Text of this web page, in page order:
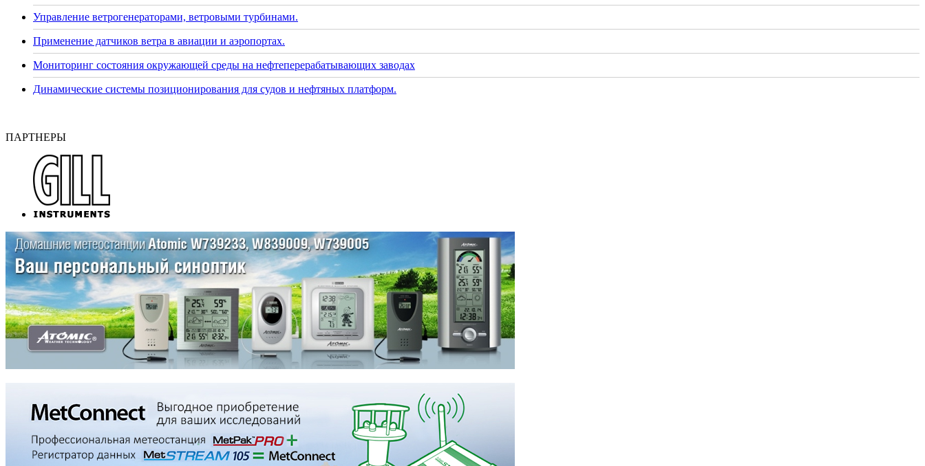
Управление ветрогенераторами, ветровыми турбинами.
Применение датчиков ветра в авиации и аэропортах.
Мониторинг состояния окружающей среды на нефтеперерабатывающих заводах
Динамические системы позиционирования для судов и нефтяных платформ.
ПАРТНЕРЫ